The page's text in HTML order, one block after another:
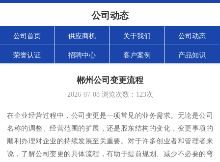
公司动态
公司首页 供应商机 关于我们 公司动态
荣誉认证 招聘中心 客户案例 产品知识
郴州公司变更流程
2026-07-08浏览次数： 123次
在企业经营过程中，公司变更是一项常见的业务需求。无论是公司
名称的调整、经营范围的扩展，还是股东结构的变化，变更事项的
顺利办理对企业的持续发展至关重要。对于许多创业者和管理者来
说，了解公司变更的具体流程，有助于提前规划、减少不必要的弯